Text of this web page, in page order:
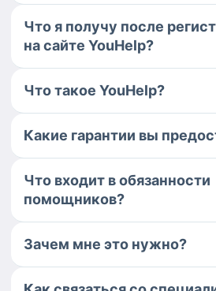
Что я получу после
на сайте YouHelp?
Что такое YouHelp?
Какие гарантии вы
Что входит в обязанности
помощников?
Зачем мне это нужно?